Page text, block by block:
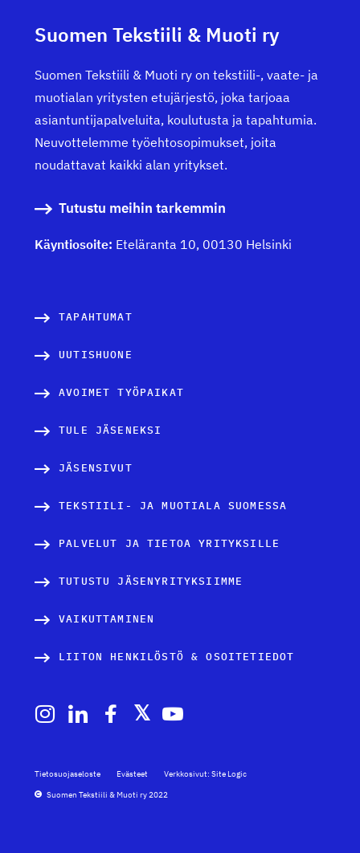
Suomen Tekstiili & Muoti ry
Suomen Tekstiili & Muoti ry on tekstiili-, vaate- ja
muotialan yritysten etujärjestö, joka tarjoaa
asiantuntijapalveluita, koulutusta ja tapahtumia.
Neuvottelemme työehtosopimukset, joita
noudattavat kaikki alan yritykset.
Tutustu meihin tarkemmin
Käyntiosoite: Eteläranta 10, 00130 Helsinki
TAPAHTUMAT
UUTISHUONE
AVOIMET TYÖPAIKAT
TULE JÄSENEKSI
JÄSENSIVUT
TEKSTIILI- JA MUOTIALA SUOMESSA
PALVELUT JA TIETOA YRITYKSILLE
TUTUSTU JÄSENYRITYKSIIMME
VAIKUTTAMINEN
LIITON HENKILÖSTÖ & OSOITETIEDOT
Tietosuojaseloste Evästeet
Verkkosivut: Site Logic
Suomen Tekstiili & Muoti ry 2022